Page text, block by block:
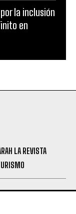
la inclusión
en
LA REVISTA